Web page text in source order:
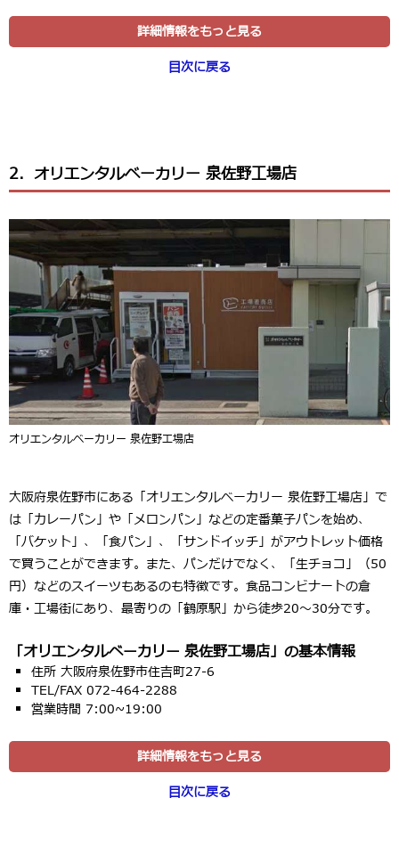
詳細情報をもっと見る
目次に戻る
2．オリエンタルベーカリー 泉佐野工場店
オリエンタルベーカリー 泉佐野工場店
大阪府泉佐野市にある「オリエンタルベーカリー 泉佐野工場店」で
は「カレーパン」や「メロンパン」などの定番菓子パンを始め、
「バケット」、「食パン」、「サンドイッチ」がアウトレット価格
で買うことができます。また、パンだけでなく、「生チョコ」（50
円）などのスイーツもあるのも特徴です。食品コンビナートの倉
庫・工場街にあり、最寄りの「鶴原駅」から徒歩20～30分です。
「オリエンタルベーカリー 泉佐野工場店」の基本情報
住所 大阪府泉佐野市住吉町27-6
TEL/FAX 072-464-2288
営業時間 7:00~19:00
詳細情報をもっと見る
目次に戻る